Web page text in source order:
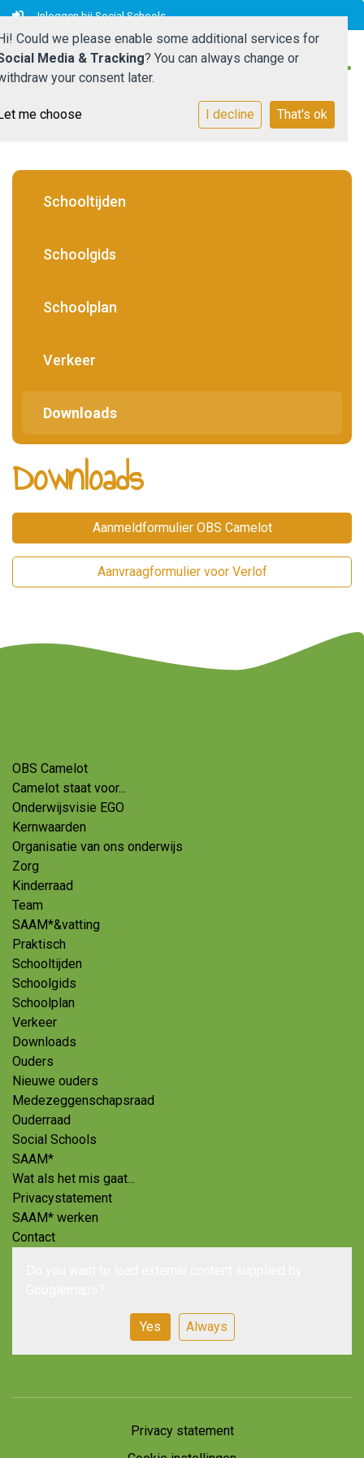
Inloggen bij Social Schools
Home
Praktisch
Ouders
Schooltijden
Schoolgids
Schoolplan
Verkeer
Downloads
Downloads
Aanmeldformulier OBS Camelot
Aanvraagformulier voor Verlof
OBS Camelot
Camelot staat voor...
Onderwijsvisie EGO
Kernwaarden
Organisatie van ons onderwijs
Zorg
Kinderraad
Team
SAAM*&vatting
Praktisch
Schooltijden
Schoolgids
Schoolplan
Verkeer
Downloads
Ouders
Nieuwe ouders
Medezeggenschapsraad
Ouderraad
Social Schools
SAAM*
Wat als het mis gaat...
Privacystatement
SAAM* werken
Contact
Yes Always
Privacy statement
Could we please enable some additional services for
Media & Tracking? You can always change or
your consent later.
me choose I decline That's ok